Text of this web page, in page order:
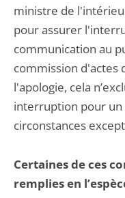
ministre de
pour assurer
communication au
commission d'actes
l'apologie, cela
interruption pour
circonstances
Certaines de ces
remplies en